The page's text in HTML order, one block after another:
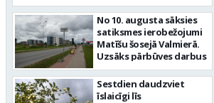
No 10. augusta sāksies
satiksmes ierobežojumi
Matīšu šosejā Valmierā.
Uzsāks pārbūves darbus
Sestdien daudzviet
īslaicīgi līs